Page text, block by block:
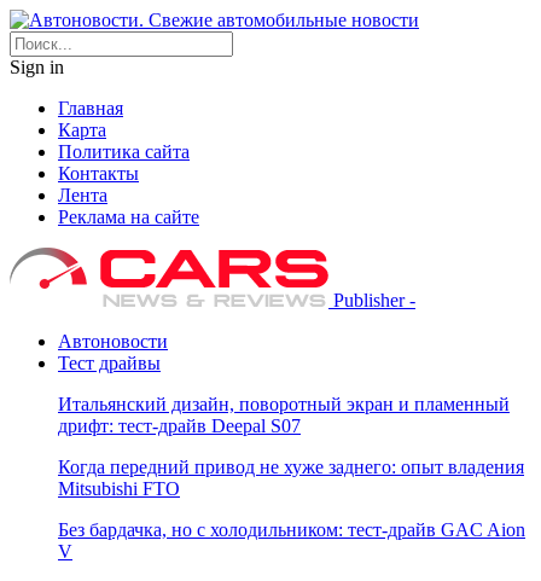
Sign in
Главная
Карта
Политика сайта
Контакты
Лента
Реклама на сайте
Publisher -
Автоновости
Тест драйвы
Итальянский дизайн, поворотный экран и пламенный
дрифт: тест-драйв Deepal S07
Когда передний привод не хуже заднего: опыт владения
Mitsubishi FTO
Без бардачка, но с холодильником: тест-драйв GAC Aion
V